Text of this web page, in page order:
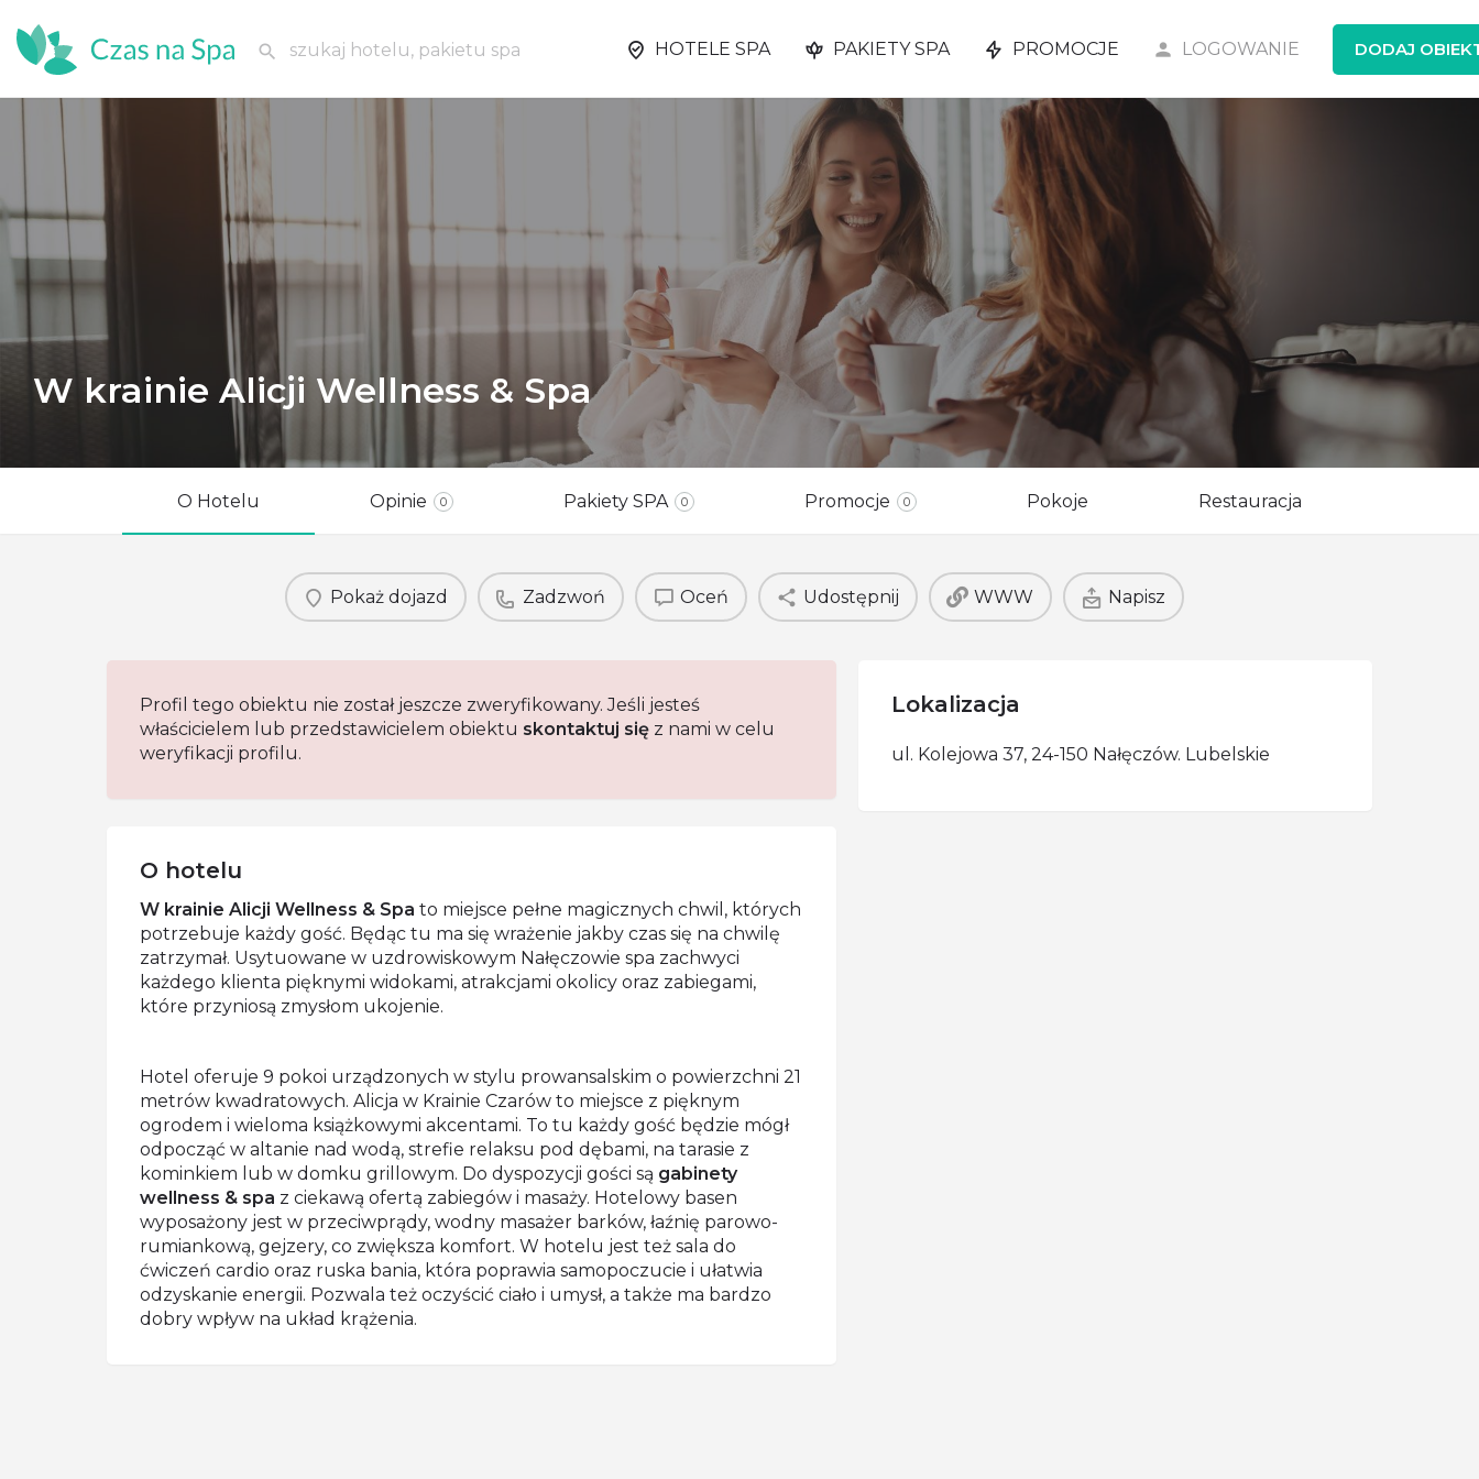
HOTELE SPA PAKIETY SPA PROMOCJE LOGOWANIE DODAJ
W krainie Alicji Wellness & Spa
O Hotelu Opinie 0 Pakiety SPA 0 Promocje 0 Pokoje Restauracja
Pokaż dojazd Zadzwoń Oceń Udostępnij WWW Napisz
Profil tego obiektu nie został jeszcze zweryfikowany. Jeśli jesteś
właścicielem lub przedstawicielem obiektu skontaktuj się z nami w celu
weryfikacji profilu.
O hotelu
W krainie Alicji Wellness & Spa to miejsce pełne magicznych chwil, których
potrzebuje każdy gość. Będąc tu ma się wrażenie jakby czas się na chwilę
zatrzymał. Usytuowane w uzdrowiskowym Nałęczowie spa zachwyci
każdego klienta pięknymi widokami, atrakcjami okolicy oraz zabiegami,
które przyniosą zmysłom ukojenie.
Hotel oferuje 9 pokoi urządzonych w stylu prowansalskim o powierzchni 21
metrów kwadratowych. Alicja w Krainie Czarów to miejsce z pięknym
ogrodem i wieloma książkowymi akcentami. To tu każdy gość będzie mógł
odpocząć w altanie nad wodą, strefie relaksu pod dębami, na tarasie z
kominkiem lub w domku grillowym. Do dyspozycji gości są gabinety
wellness & spa z ciekawą ofertą zabiegów i masaży. Hotelowy basen
wyposażony jest w przeciwprądy, wodny masażer barków, łaźnię parowo-
rumiankową, gejzery, co zwiększa komfort. W hotelu jest też sala do
ćwiczeń cardio oraz ruska bania, która poprawia samopoczucie i ułatwia
odzyskanie energii. Pozwala też oczyścić ciało i umysł, a także ma bardzo
dobry wpływ na układ krążenia.
Lokalizacja
ul. Kolejowa 37, 24-150 Nałęczów. Lubelskie